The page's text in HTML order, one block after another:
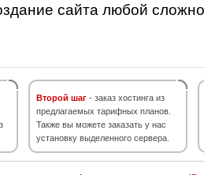
сайта любой
Второй шаг - заказ хостинга из
предлагаемых тарифных планов.
Также вы можете заказать у нас
установку выделенного сервера.